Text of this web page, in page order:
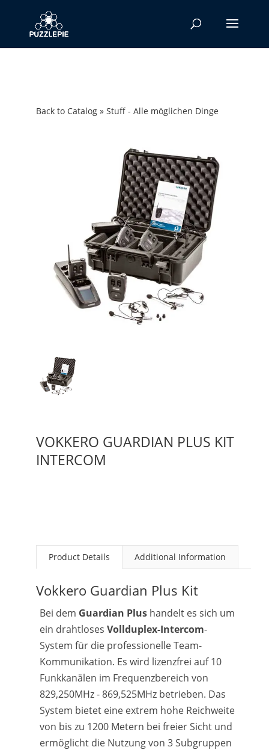
Back to Catalog Stuff - Alle möglichen Dinge
VOKKERO GUARDIAN PLUS KIT
INTERCOM
Product Details Additional Information
Vokkero Guardian Plus Kit
Bei dem Guardian Plushandelt es sich um
ein drahtloses Vollduplex-Intercom-
System für die professionelle Team-
Kommunikation. Es wird lizenzfrei auf 10
Funkkanälen im Frequenzbereich von
829,250MHz - 869,525MHz betrieben. Das
System bietet eine extrem hohe Reichweite
von bis zu 1200 Metern bei freier Sicht und
ermöglicht die Nutzung von 3 Subgruppen